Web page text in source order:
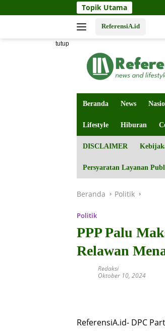
ke
Topik Utama
ReferensiA.id
tutup
Beranda News
Lifestyle Hiburan
DISCLAIMER
Persyaratan Layanan
Beranda Politik
Politik
PPP Palu
Relawan
Redaksi
Oktober 10, 2024
ReferensiA.id- DPC